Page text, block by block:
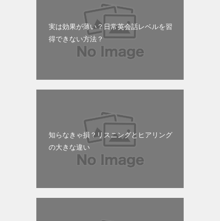
実は効果が薄い？日常英会話レベルを習
得できない方法？
知らなきゃ損？リスニングとヒアリング
の大きな違い